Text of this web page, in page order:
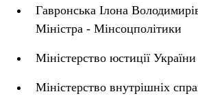
Гавронська Ілона
Міністра - Мінсоцполітики
Міністерство юстиції України
Міністерство внутрішніх